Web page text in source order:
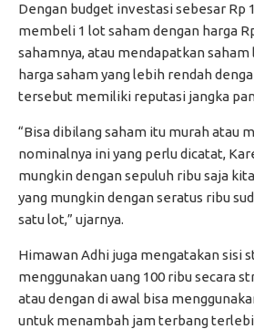
Dengan budget investasi sebesar Rp
membeli 1 lot saham dengan harga
sahamnya, atau mendapatkan
harga saham yang lebih rendah
tersebut memiliki reputasi jangka
“Bisa dibilang saham itu murah atau
nominalnya ini yang perlu dicatat,
mungkin dengan sepuluh ribu saja
yang mungkin dengan seratus ribu
satu lot,” ujarnya.
Himawan Adhi juga mengatakan sisi
menggunakan uang 100 ribu secara
atau dengan di awal bisa
untuk menambah jam terbang